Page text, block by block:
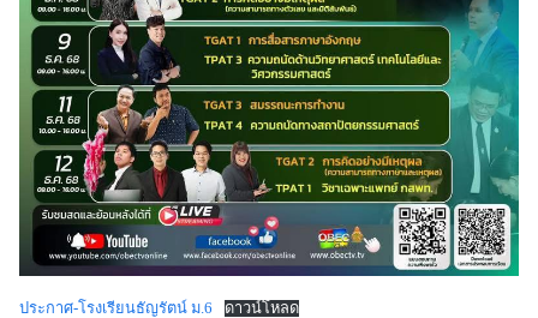
Search
for:
Search
ประกาศ-โรงเรียนธัญรัตน์ ม.6 ดาวน์โหลด